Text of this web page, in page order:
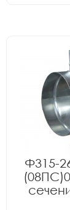
Ф315-